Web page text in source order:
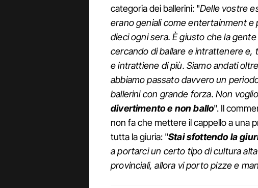
categoria dei ballerini: "Delle vostre
erano geniali come entertainment
dieci ogni sera. È giusto che la
cercando di ballare e intrattenere
e intrattiene di più. Siamo andati
abbiamo passato davvero un
ballerini con grande forza. Non
divertimento e non ballo". Il
non fa che mettere il cappello a una
tutta la giuria: "Stai sfottendo la
a portarci un certo tipo di cultura
provinciali, allora vi porto pizze e